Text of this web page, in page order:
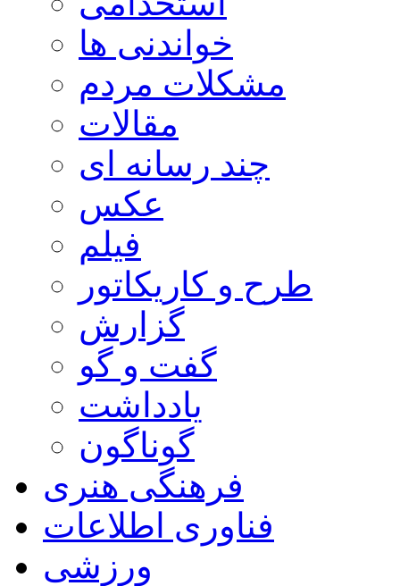
خواندنی ها
مشکلات مردم
مقالات
چند رسانه ای
عکس
فیلم
طرح و کاریکاتور
گزارش
گفت و گو
یادداشت
گوناگون
فرهنگی هنری
فناوری اطلاعات
ورزشی